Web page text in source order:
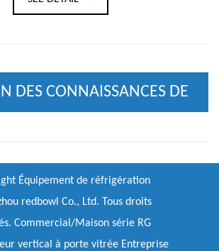
DES CONNAISSANCES DE
Équipement de réfrigération
redbowl Co., Ltd. Tous droits
Commercial/Maison série RG
vertical à porte vitrée Entreprise